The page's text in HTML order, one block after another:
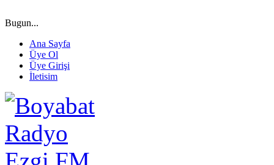
Bugun...
Ana Sayfa
Üye Ol
Üye Girişi
İletisim